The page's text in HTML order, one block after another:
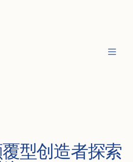
型创造者探索